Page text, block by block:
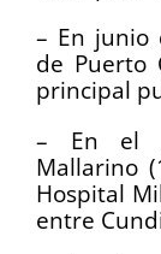
– En junio
de Puerto
principal
– En el
Mallarino
Hospital
entre